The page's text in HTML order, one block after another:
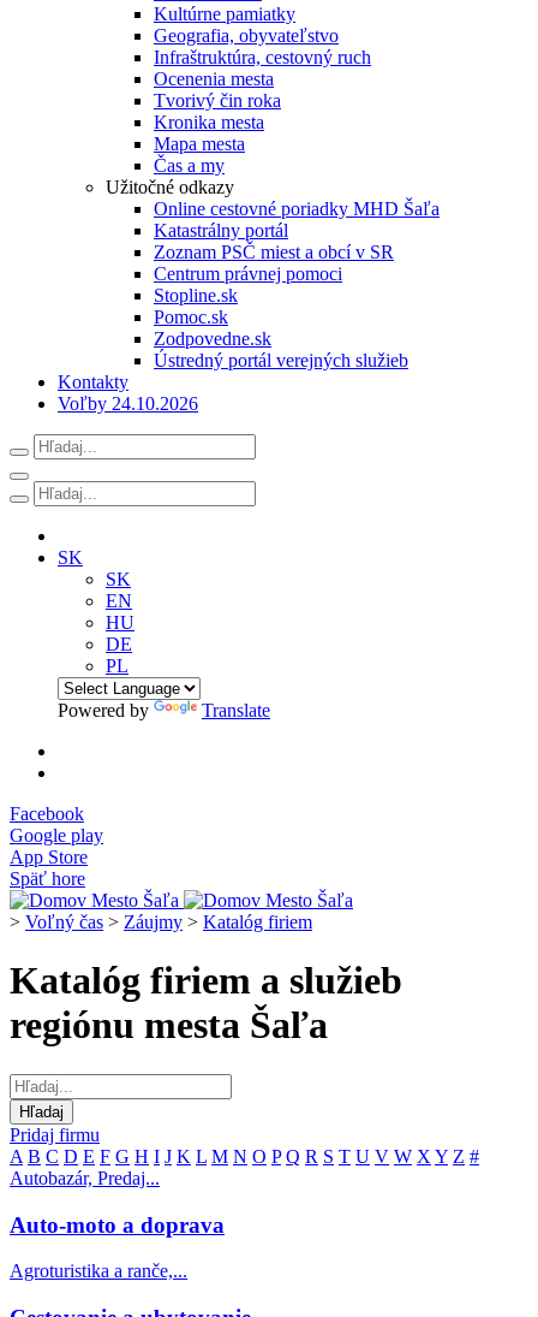
Kultúrne pamiatky
Geografia, obyvateľstvo
Infraštruktúra, cestovný ruch
Ocenenia mesta
Tvorivý čin roka
Kronika mesta
Mapa mesta
Čas a my
Užitočné odkazy
Online cestovné poriadky MHD Šaľa
Katastrálny portál
Zoznam PSČ miest a obcí v SR
Centrum právnej pomoci
Stopline.sk
Pomoc.sk
Zodpovedne.sk
Ústredný portál verejných služieb
Kontakty
Voľby 24.10.2026
SK
SK
EN
HU
DE
PL
Powered by Translate
Facebook
Google play
App Store
Späť hore
> Voľný čas > Záujmy > Katalóg firiem
Katalóg firiem a služieb
regiónu mesta Šaľa
Pridaj firmu
A B C D E F G H I J K L M N O P Q R S T U V W X Y Z #
Autobazár, Predaj...
Auto-moto a doprava
Agroturistika a ranče,...